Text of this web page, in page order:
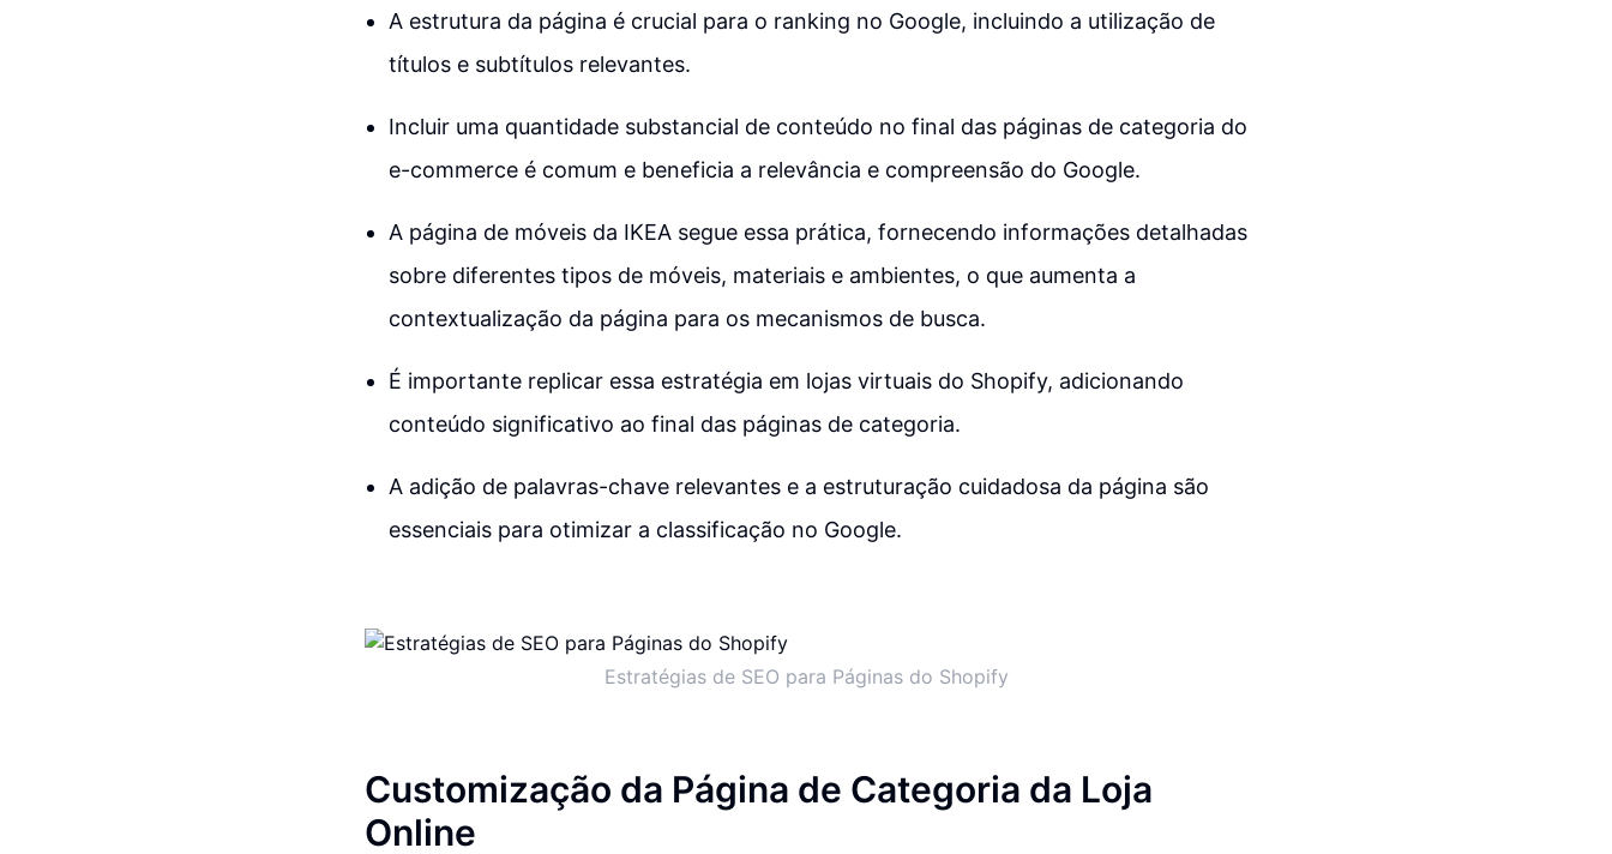
A estrutura da página é crucial para o ranking no Google, incluindo a utilização de
títulos e subtítulos relevantes.
Incluir uma quantidade substancial de conteúdo no final das páginas de categoria do
e-commerce é comum e beneficia a relevância e compreensão do Google.
A página de móveis da IKEA segue essa prática, fornecendo informações detalhadas
sobre diferentes tipos de móveis, materiais e ambientes, o que aumenta a
contextualização da página para os mecanismos de busca.
É importante replicar essa estratégia em lojas virtuais do Shopify, adicionando
conteúdo significativo ao final das páginas de categoria.
A adição de palavras-chave relevantes e a estruturação cuidadosa da página são
essenciais para otimizar a classificação no Google.
Estratégias de SEO para Páginas do Shopify
Customização da Página de Categoria da Loja
Online